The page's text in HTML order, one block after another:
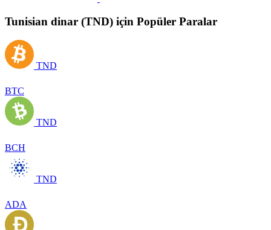
Tunisian dinar (TND) için Popüler Paralar
TND
BTC
TND
BCH
TND
ADA